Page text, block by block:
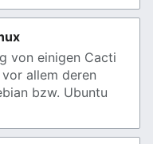
von einigen Cacti
allem deren
bzw. Ubuntu